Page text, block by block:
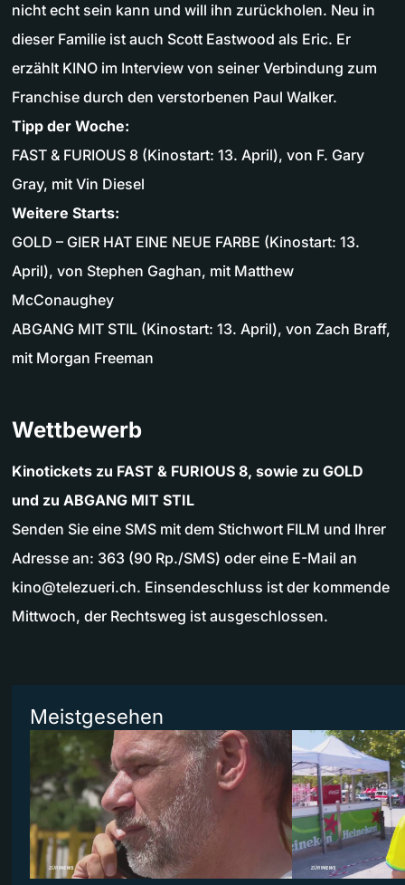
nicht echt sein kann und will ihn zurückholen. Neu in
dieser Familie ist auch Scott Eastwood als Eric. Er
erzählt KINO im Interview von seiner Verbindung zum
Franchise durch den verstorbenen Paul Walker.
Tipp der Woche:
FAST & FURIOUS 8 (Kinostart: 13. April), von F. Gary
Gray, mit Vin Diesel
Weitere Starts:
GOLD – GIER HAT EINE NEUE FARBE (Kinostart: 13.
April), von Stephen Gaghan, mit Matthew
McConaughey
ABGANG MIT STIL (Kinostart: 13. April), von Zach Braff,
mit Morgan Freeman
Wettbewerb
Kinotickets zu FAST & FURIOUS 8, sowie zu GOLD
und zu ABGANG MIT STIL
Senden Sie eine SMS mit dem Stichwort FILM und Ihrer
Adresse an: 363 (90 Rp./SMS) oder eine E-Mail an
kino@telezueri.ch. Einsendeschluss ist der kommende
Mittwoch, der Rechtsweg ist ausgeschlossen.
Meistgesehen